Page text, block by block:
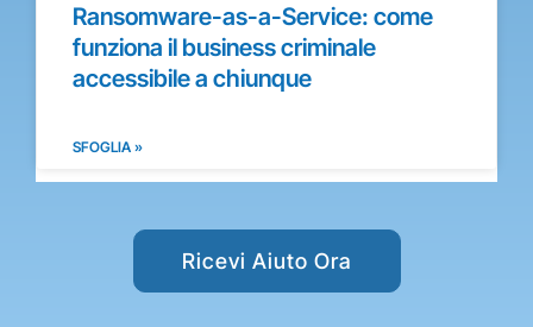
Ransomware-as-a-Service: come
funziona il business criminale
accessibile a chiunque
SFOGLIA »
Ricevi Aiuto Ora